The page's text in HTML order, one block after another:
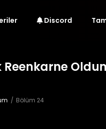
Discord
Bölüm 24